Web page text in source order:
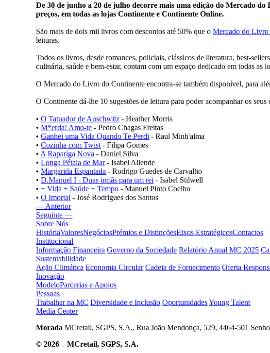
De 30 de junho a 20 de julho decorre mais uma edição do Mercado
preços, em todas as lojas Continente e Continente Online.
São mais de dois mil livros com descontos até 50% que oMercado do Livro
leituras.
Todos os livros, desde romances, policiais, clássicos de literatura, best-
culinária, saúde e bem-estar, contam com um espaço dedicado em todas
O Mercado do Livro do Continente encontra-se também disponível, para
O Continente dá-lhe 10 sugestões de leitura para poder acompanhar os seus
•O Tatuador de Auschwitz - Heather Morris
•M*erda! Amo-te - Pedro Chagas Freitas
•Ganhei uma Vida Quando Te Perdi - Raul Minh'alma
•Cozinha com Twist - Filipa Gomes
• A Rapariga Nova - Daniel Silva
•Longa Pétala de Mar- Isabel Allende
•Margarida Espantada - Rodrigo Guedes de Carvalho
•D.Manuel I - Duas irmãs para um rei - Isabel Stilwell
•+ Vida + Saúde + Tempo - Manuel Pinto Coelho
•O Imortal - José Rodrigues dos Santos
— Anterior
Seguinte —
Sobre Nós
HistóriaValoresNegóciosPrémios e DistinçõesEixos EstratégicosContactos
Institucional
Informação Financeira Governo da Sociedade Relatório Anual MC 2025
Sustentabilidade
Ação Climática Economia Circular Cadeia de Fornecimento Oferta
Inovação
ModeloParcerias e Apoios
Pessoas
Trabalhar na MC Diversidade e Inclusão Oportunidades Young Talent
Media Center
Morada MCretail, SGPS, S.A., Rua João Mendonça, 529, 4464-501
© 2026 – MCretail, SGPS, S.A.